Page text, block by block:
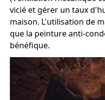
vicié et gérer un taux
maison. L'utilisation de
que la peinture anti-
bénéfique.